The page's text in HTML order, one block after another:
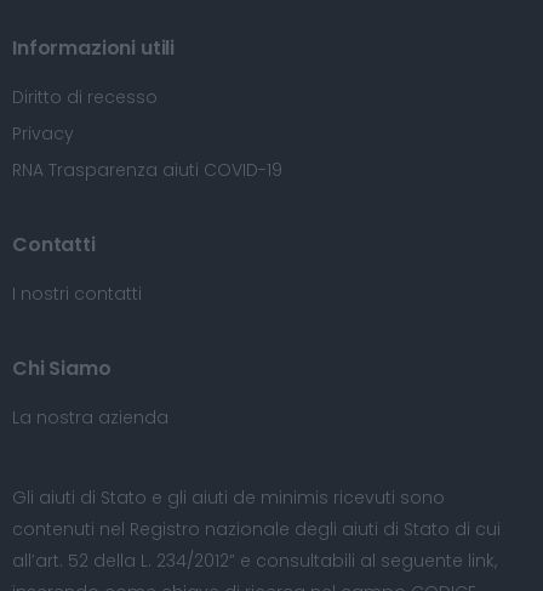
Informazioni utili
Diritto di recesso
Privacy
RNA Trasparenza aiuti COVID-19
Contatti
I nostri contatti
Chi Siamo
La nostra azienda
Gli aiuti di Stato e gli aiuti de minimis ricevuti sono
contenuti nel Registro nazionale degli aiuti di Stato di cui
all’art. 52 della L. 234/2012” e consultabili al seguente link,